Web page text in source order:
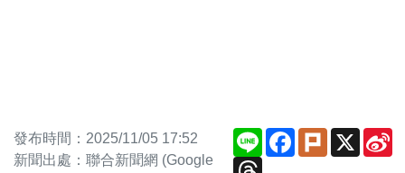
發布時間：2025/11/05 17:52
新聞出處：聯合新聞網 (Google
Line Facebook
PlurkX
Threads